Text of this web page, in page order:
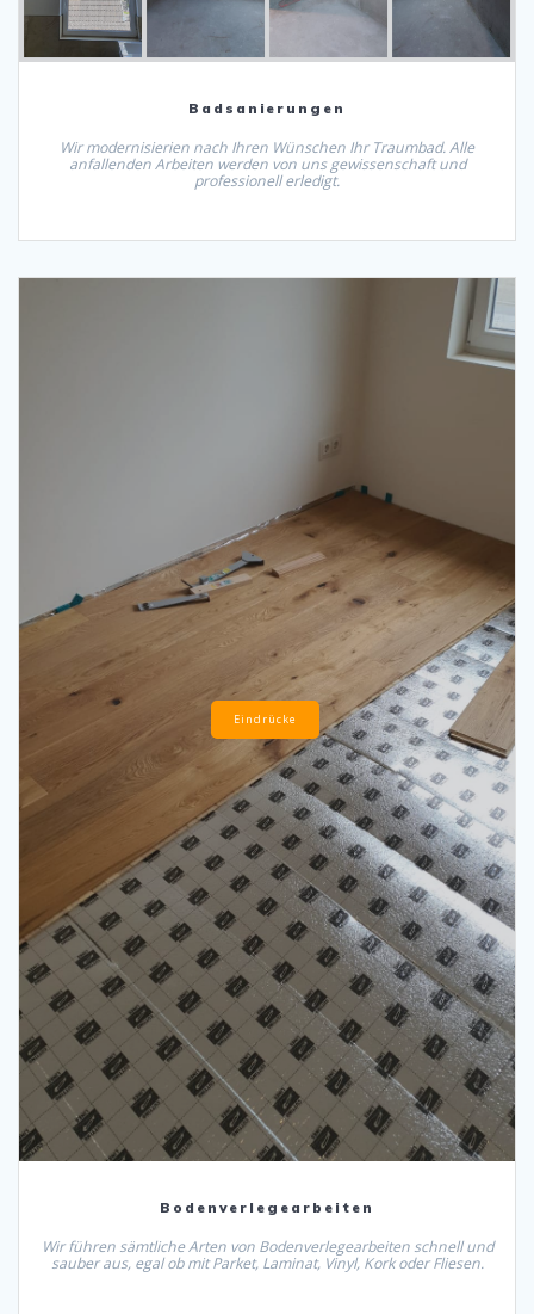
Badsanierungen
Wir modernisierien nach Ihren Wünschen Ihr Traumbad. Alle
anfallenden Arbeiten werden von uns gewissenschaft und
professionell erledigt.
Eindrücke
Bodenverlegearbeiten
Wir führen sämtliche Arten von Bodenverlegearbeiten schnell und
sauber aus, egal ob mit Parket, Laminat, Vinyl, Kork oder Fliesen.